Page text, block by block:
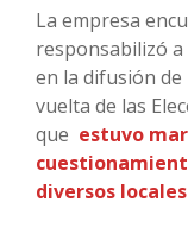
La empresa
responsabilizó
en la difusión
vuelta de las
que estuvo
diversos